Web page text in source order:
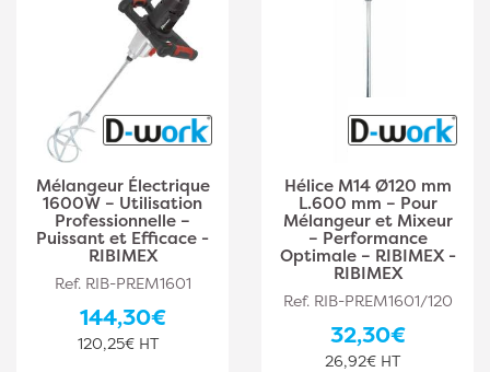
Mélangeur Électrique
1600W – Utilisation
Professionnelle –
Puissant et Efficace -
RIBIMEX
Ref. RIB-PREM1601
144,30€
120,25€ HT
Hélice M14 Ø120 mm
L.600 mm – Pour
Mélangeur et Mixeur
– Performance
Optimale – RIBIMEX -
RIBIMEX
Ref. RIB-PREM1601/120
32,30€
26,92€ HT